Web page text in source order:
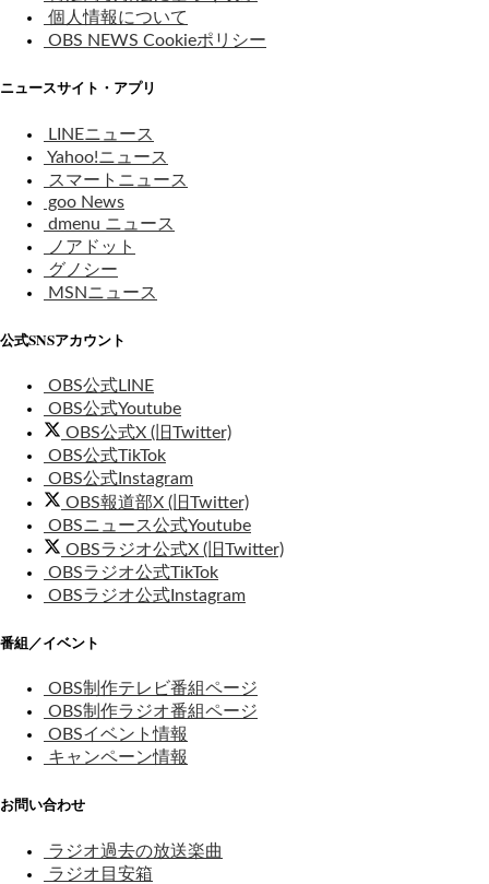
個人情報について
OBS NEWS Cookieポリシー
ニュースサイト・アプリ
LINEニュース
Yahoo!ニュース
スマートニュース
goo News
dmenu ニュース
ノアドット
グノシー
MSNニュース
公式SNSアカウント
OBS公式LINE
OBS公式Youtube
OBS公式X (旧Twitter)
OBS公式TikTok
OBS公式Instagram
OBS報道部X (旧Twitter)
OBSニュース公式Youtube
OBSラジオ公式X (旧Twitter)
OBSラジオ公式TikTok
OBSラジオ公式Instagram
番組／イベント
OBS制作テレビ番組ページ
OBS制作ラジオ番組ページ
OBSイベント情報
キャンペーン情報
お問い合わせ
ラジオ過去の放送楽曲
ラジオ目安箱